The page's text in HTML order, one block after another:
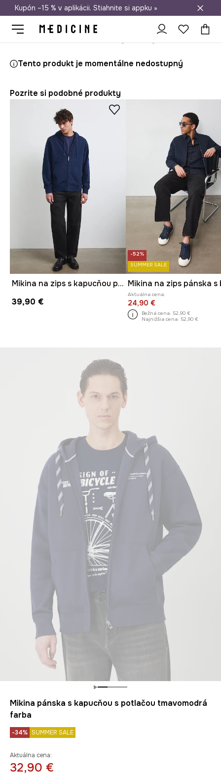
Doprava zadarmo od 50 €
Kupón –15 % v aplikácii. Stiahnite si appku »
Tento produkt je momentálne nedostupný
Pozrite si podobné produkty
Mikina na zips s kapucňou pánska s bavlnou hladká
39,90 €
-52%
SUMMER SALE
Aktuálna cena:
24,90 €
Bežná cena: 52,90 €
Najnižšia cena: 52,90 €
Mikina pánska s kapucňou s potlačou tmavomodrá
farba
-34% SUMMER SALE
Aktuálna cena:
32,90 €